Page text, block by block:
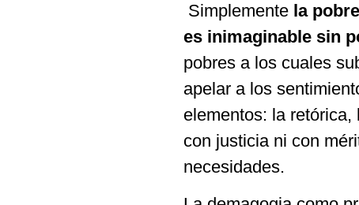
Simplemente la
es inimaginable sin
pobres a los cuales
apelar a los
elementos: la
con justicia ni con
necesidades.